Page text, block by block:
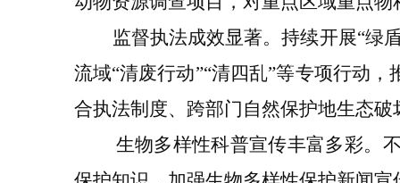
监督执法成效显著。持续开展“绿
流域“清废行动”“清四乱”等专项行动，
合执法制度、 跨部门自然保护地生态
生物多样性科普宣传丰富多彩。